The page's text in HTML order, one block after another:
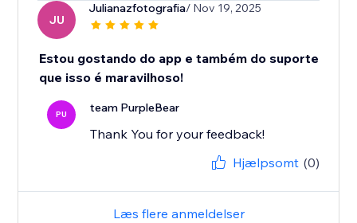
JU
Julianazfotografia/ Nov 19, 2025
Estou gostando do app e também do suporte
que isso é maravilhoso!
PU team PurpleBear
Thank You for your feedback!
Hjælpsomt (0)
Læs flere anmeldelser